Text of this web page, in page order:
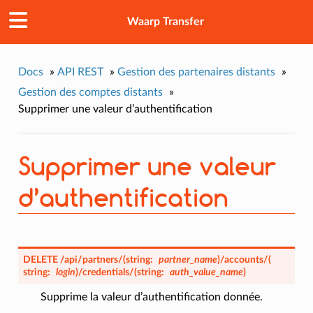
Waarp Transfer
Docs » API REST » Gestion des partenaires distants
»
Gestion des comptes distants
»
Supprimer une valeur d’authentification
Supprimer une valeur
d’authentification
DELETE /api/partners/(string: partner_name)/accounts/(
string:
login)/credentials/(string: auth_value_name)
Supprime la valeur d’authentification donnée.